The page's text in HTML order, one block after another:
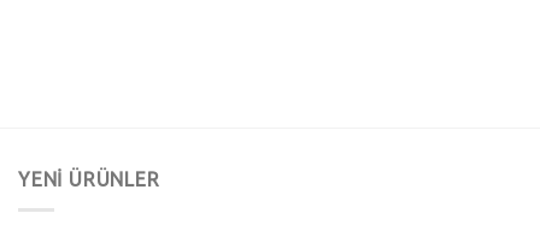
YENİ ÜRÜNLER